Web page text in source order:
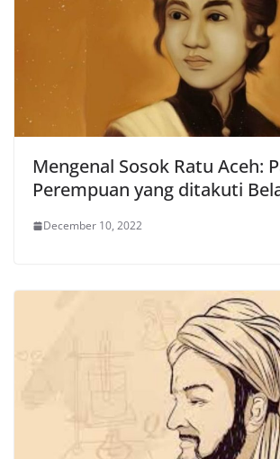
Mengenal Sosok Ratu Aceh:
Perempuan yang ditakuti
December 10, 2022